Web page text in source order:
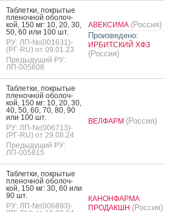
Таб­летки, пок­ры­тые
пле­ноч­ной обо­лоч­
кой, 150 мг: 10, 20, 30,
50, 60 или 100 шт.
РУ: ЛП-№(001631)-
(РГ-RU) от 09.01.23
Предыдущий РУ:
ЛП-005608
АВЕКСИМА (Россия)
Произведено:
ИРБИТСКИЙ ХФЗ
(Россия)
Таб­летки, пок­ры­тые
пле­ноч­ной обо­лоч­
кой, 150 мг: 10, 20, 30,
40, 50, 60, 70, 80, 90
или 100 шт.
РУ: ЛП-№(006713)-
(РГ-RU) от 29.08.24
Предыдущий РУ:
ЛП-005815
ВЕЛФАРМ (Россия)
Таб­летки, пок­ры­тые
пле­ноч­ной обо­лоч­
кой, 150 мг: 30, 60 или
90 шт.
РУ: ЛП-№(006893)-
КАНОНФАРМА
ПРОДАКШН (Россия)